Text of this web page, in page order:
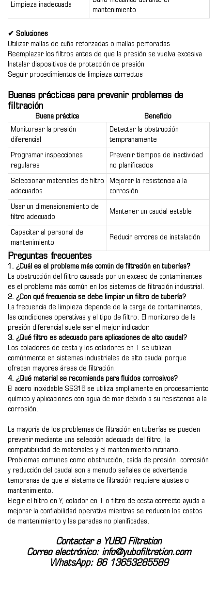
Limpieza inadecuada
mantenimiento
✔ Soluciones
Utilizar mallas de cuña reforzadas o mallas perforadas
Reemplazar los filtros antes de que la presión se vuelva excesiva
Instalar dispositivos de protección de presión
Seguir procedimientos de limpieza correctos
Buenas prácticas para prevenir problemas de
filtración
Buena práctica
Beneficio
Monitorear la presión
diferencial
Detectar la obstrucción
tempranamente
Programar inspecciones
regulares
Prevenir tiempos de inactividad
no planificados
Seleccionar materiales de filtro
adecuados
Mejorar la resistencia a la
corrosión
Usar un dimensionamiento de
filtro adecuado
Mantener un caudal estable
Capacitar al personal de
mantenimiento
Reducir errores de instalación
Preguntas frecuentes
1. ¿Cuál es el problema más común de filtración en tuberías?
La obstrucción del filtro causada por un exceso de contaminantes
es el problema más común en los sistemas de filtración industrial.
2. ¿Con qué frecuencia se debe limpiar un filtro de tubería?
La frecuencia de limpieza depende de la carga de contaminantes,
las condiciones operativas y el tipo de filtro. El monitoreo de la
presión diferencial suele ser el mejor indicador.
3. ¿Qué filtro es adecuado para aplicaciones de alto caudal?
Los coladores de cesta y los coladores en T se utilizan
comúnmente en sistemas industriales de alto caudal porque
ofrecen mayores áreas de filtración.
4. ¿Qué material se recomienda para fluidos corrosivos?
El acero inoxidable SS316 se utiliza ampliamente en procesamiento
químico y aplicaciones con agua de mar debido a su resistencia a la
corrosión.
La mayoría de los problemas de filtración en tuberías se pueden
prevenir mediante una selección adecuada del filtro, la
compatibilidad de materiales y el mantenimiento rutinario.
Problemas comunes como obstrucción, caída de presión, corrosión
y reducción del caudal son a menudo señales de advertencia
tempranas de que el sistema de filtración requiere ajustes o
mantenimiento.
Elegir el filtro en Y, colador en T o filtro de cesta correcto ayuda a
mejorar la confiabilidad operativa mientras se reducen los costos
de mantenimiento y las paradas no planificadas.
Contactar a YUBO Filtration
Correo electrónico: info@yubofiltration.com
WhatsApp: 86 13653285589